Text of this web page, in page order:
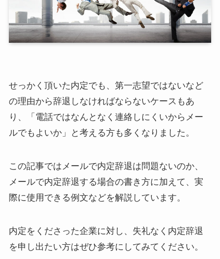
せっかく頂いた内定でも、第一志望ではないなど
の理由から辞退しなければならないケースもあ
り、「電話ではなんとなく連絡しにくいからメー
ルでもよいか」と考える方も多くなりました。
この記事ではメールで内定辞退は問題ないのか、
メールで内定辞退する場合の書き方に加えて、実
際に使用できる例文などを解説しています。
内定をくださった企業に対し、失礼なく内定辞退
を申し出たい方はぜひ参考にしてみてください。